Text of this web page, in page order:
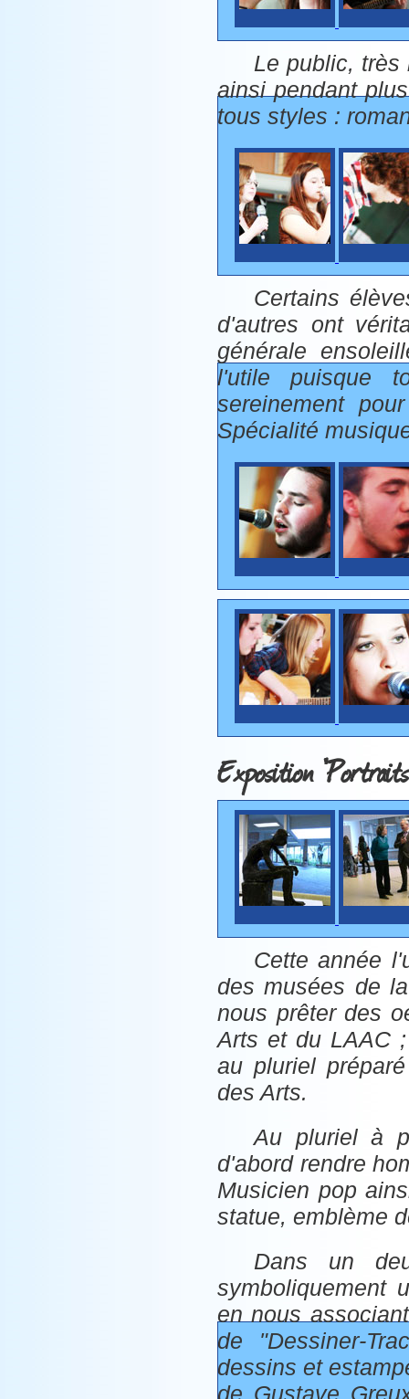
Le public, très
ainsi pendant
tous styles :
Certains
d'autres ont
générale
l'utile puisque
sereinement
Spécialité
Exposition
Cette année
des musées de
nous prêter des
Arts et du LAAC
au pluriel
des Arts.
Au pluriel à
d'abord rendre
Musicien pop
statue, emblème
Dans un
symboliquement
en nous
de "Dessiner-
dessins et
de Gustave